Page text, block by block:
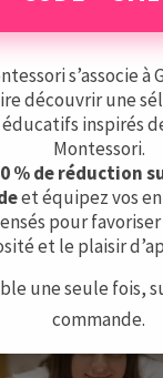
qui
s’associe à
découvrir une
inspirés
Montessori.
% de réduction
et équipez vos
pour
et le plaisir
une seule fois,
commande.